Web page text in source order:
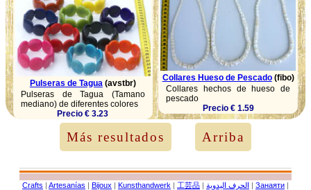
Pulseras de Tagua (avstbr)
Pulseras de Tagua (Tamano
mediano) de diferentes colores
Precio € 3.23
Collares Hueso de Pescado(fibo)
Collares hechos de hueso de
pescado
Precio € 1.59
Más resultados Arriba
Crafts | Artesanías | Bijoux | Kunsthandwerk | 工芸品 | الحرف اليدوية | Занаяти |